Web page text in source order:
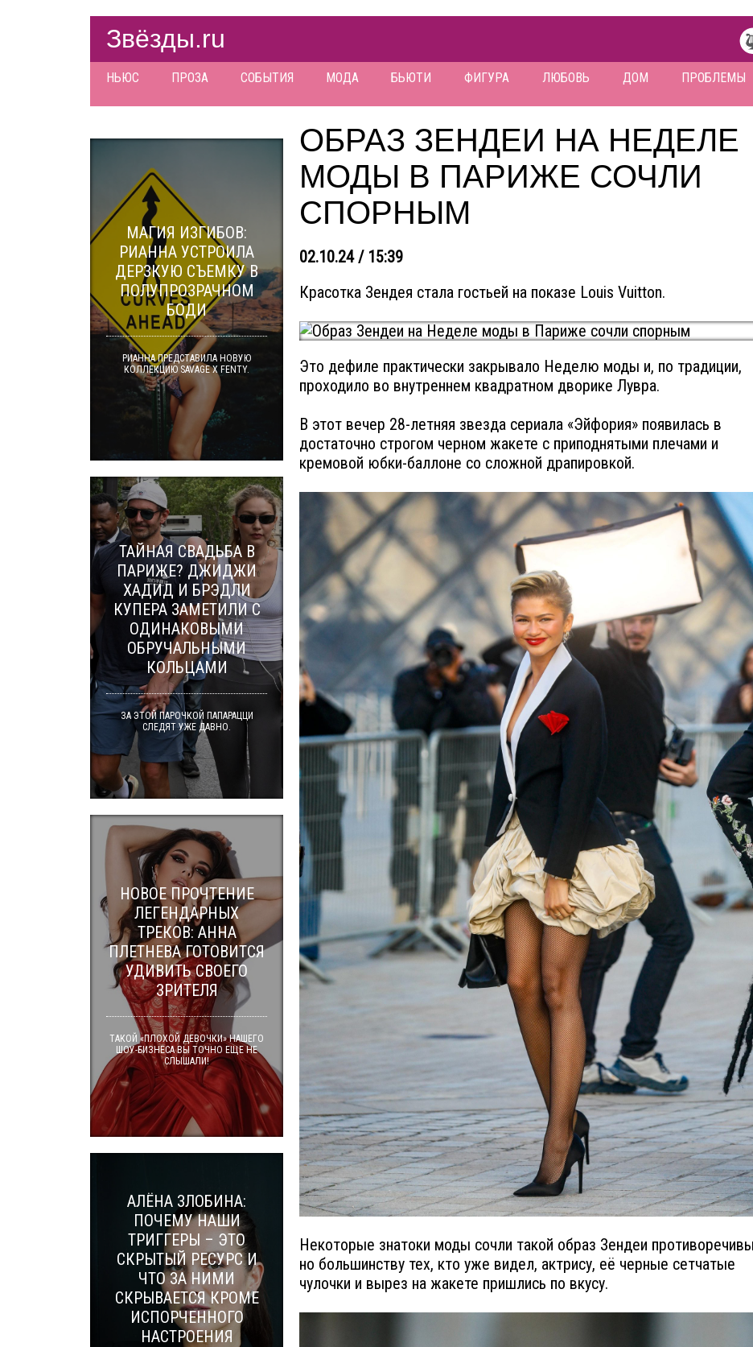
Звёзды.ru
НЬЮС ПРОЗА СОБЫТИЯ МОДА БЬЮТИ ФИГУРА ЛЮБОВЬ ДОМ ПРОБЛЕМЫ
ОБРАЗ ЗЕНДЕИ НА НЕДЕЛЕ
МОДЫ В ПАРИЖЕ СОЧЛИ
СПОРНЫМ
02.10.24 / 15:39
Красотка Зендея стала гостьей на показе Louis Vuitton.
Это дефиле практически закрывало Неделю моды и, по традиции,
проходило во внутреннем квадратном дворике Лувра.
В этот вечер 28-летняя звезда сериала «Эйфория» появилась в
достаточно строгом черном жакете с приподнятыми плечами и
кремовой юбки-баллоне со сложной драпировкой.
Некоторые знатоки моды сочли такой образ Зендеи
но большинству тех, кто уже видел, актрису, её черные сетчатые
чулочки и вырез на жакете пришлись по вкусу.
МАГИЯ ИЗГИБОВ:
РИАННА УСТРОИЛА
ДЕРЗКУЮ СЪЕМКУ В
ПОЛУПРОЗРАЧНОМ
БОДИ
РИАННА ПРЕДСТАВИЛА НОВУЮ
КОЛЛЕКЦИЮ SAVAGE X FENTY.
ТАЙНАЯ СВАДЬБА В
ПАРИЖЕ? ДЖИДЖИ
ХАДИД И БРЭДЛИ
КУПЕРА ЗАМЕТИЛИ С
ОДИНАКОВЫМИ
ОБРУЧАЛЬНЫМИ
КОЛЬЦАМИ
ЗА ЭТОЙ ПАРОЧКОЙ ПАПАРАЦЦИ
СЛЕДЯТ УЖЕ ДАВНО.
НОВОЕ ПРОЧТЕНИЕ
ЛЕГЕНДАРНЫХ
ТРЕКОВ: АННА
ПЛЕТНЕВА ГОТОВИТСЯ
УДИВИТЬ СВОЕГО
ЗРИТЕЛЯ
ТАКОЙ «ПЛОХОЙ ДЕВОЧКИ» НАШЕГО
ШОУ-БИЗНЕСА ВЫ ТОЧНО ЕЩЕ НЕ
СЛЫШАЛИ!
АЛЁНА ЗЛОБИНА:
ПОЧЕМУ НАШИ
ТРИГГЕРЫ – ЭТО
СКРЫТЫЙ РЕСУРС И
ЧТО ЗА НИМИ
СКРЫВАЕТСЯ КРОМЕ
ИСПОРЧЕННОГО
НАСТРОЕНИЯ